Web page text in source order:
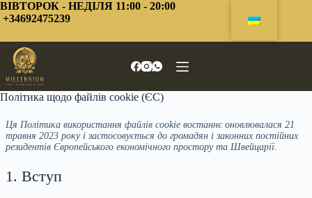
Перейти
до
ВІВТОРОК - НЕДІЛЯ 11:00 - 20:00
+34692475239
Політика щодо файлів cookie (ЄС)
Ця Політика використання файлів cookie востаннє оновлювалася 21
травня 2023 року і застосовується до громадян і законних постійних
резидентів Європейського економічного простору та Швейцарії.
1. Вступ